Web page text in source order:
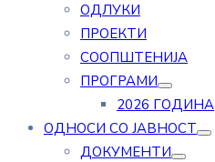
ОДЛУКИ
ПРОЕКТИ
СООПШТЕНИЈА
ПРОГРАМИ
2026 ГОДИНА
ОДНОСИ СО ЈАВНОСТ
ДОКУМЕНТИ